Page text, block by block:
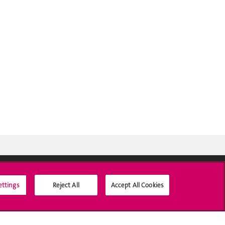
Médias sociaux UNIGE
Reject All Accept All Cookies